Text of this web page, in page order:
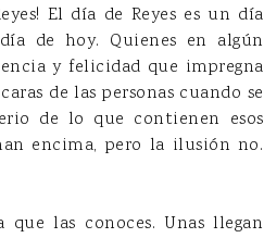
El día de Reyes es un día
de hoy. Quienes en algún
y felicidad que impregna
de las personas cuando se
de lo que contienen esos
encima, pero la ilusión no.
las conoces. Unas llegan